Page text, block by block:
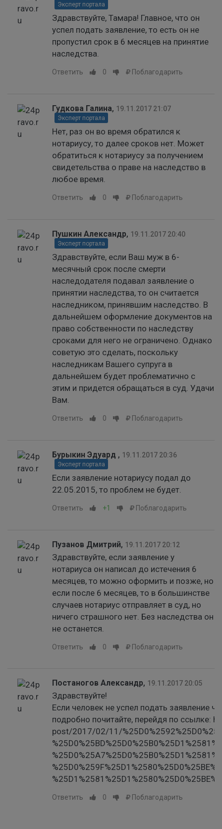
Эксперт портала
Здравствуйте, Тамара! Главное, что он
успел подать заявление, то есть он не
пропустил срок в 6 месяцев на принятие
наследства.
Ответить 0 Поблагодарить
Гудкова Галина, 19.11.2017 21:07
Эксперт портала
Нет, раз он во время обратился к
нотариусу, то далее сроков нет. Может
обратиться к нотариусу за получением
свидетельства о праве на наследство в
любое время.
Ответить 0 Поблагодарить
Пушкин Александр, 19.11.2017 20:40
Эксперт портала
Здравствуйте, если Ваш муж в 6-
месячный срок после смерти
наследодателя подавал заявление о
принятии наследства, то он считается
наследником, принявшим наследство. В
дальнейшем оформление документов на
право собственности по наследству
сроками для него не ограничено. Однако
советую это сделать, поскольку
наследникам Вашего супруга в
дальнейшем будет проблематично с
этим и придется обращаться в суд. Удачи
Вам.
Ответить 0 Поблагодарить
Бурыкин Эдуард , 19.11.2017 20:36
Эксперт портала
Если заявление нотариусу подал до
22.05.2015, то проблем не будет.
Ответить +1 Поблагодарить
Пузанов Дмитрий, 19.11.2017 20:12
Здравствуйте, если заявление у
нотариуса он написал до истечения 6
месяцев, то можно оформить и позже, но
если после 6 месяцев, то в большинстве
случаев нотариус отправляет в суд, но
ничего страшного нет. Без наследства он
не останется.
Ответить 0 Поблагодарить
Постаногов Александр, 19.11.2017 20:05
Здравствуйте!
Если человек не успел подать заявление
подробно почитайте, перейдя по
post/2017/02/11/
Ответить 0 Поблагодарить